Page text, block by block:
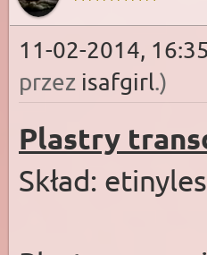
11-02-2014, 16:35
przez isafgirl.)
Plastry
Skład: